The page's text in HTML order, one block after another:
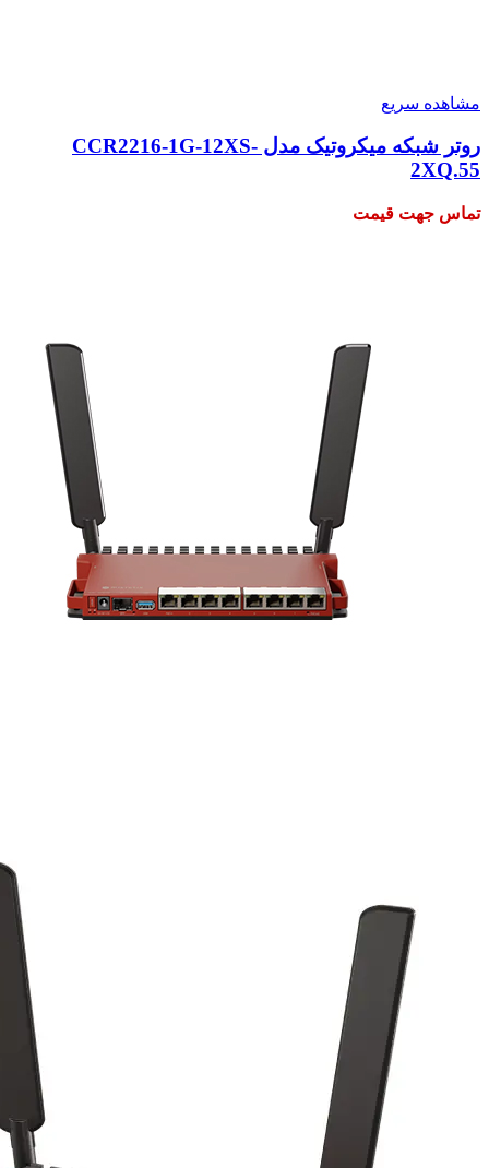
مشاهده سریع
روتر شبکه میکروتیک مدل CCR2216-1G-12XS-
2XQ.55
تماس جهت قیمت